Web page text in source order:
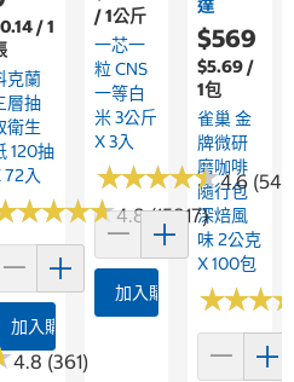
4.8 (361)
/ 1
克蘭
層抽
衛生
120抽
72入
★★★★
★★★★4.8 (15817)
加入購物車
/ 1公斤
一芯一
粒 CNS
一等白
米 3公斤
X 3入
★★★★★
★★★★★4.6
加入購物車
達
$569
$5.69 /
1包
雀巢 金
牌微研
磨咖啡
隨行包
深焙風
味 2公克
X 100包
★★★
★★★